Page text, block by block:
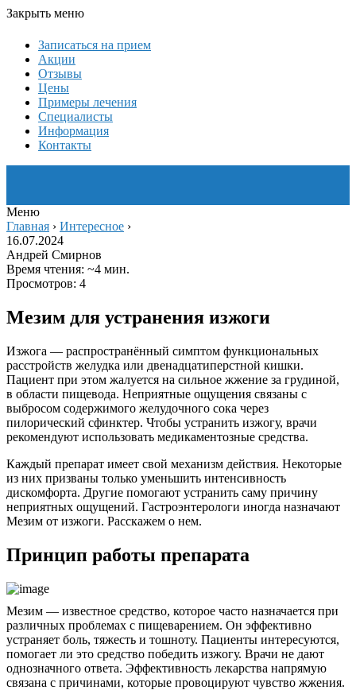
Закрыть меню
Записаться на прием
Акции
Отзывы
Цены
Примеры лечения
Специалисты
Информация
Контакты
Меню
Главная › Интересное ›
16.07.2024
Андрей Смирнов
Время чтения: ~4 мин.
Просмотров: 4
Мезим для устранения изжоги
Изжога — распространённый симптом функциональных
расстройств желудка или двенадцатиперстной кишки.
Пациент при этом жалуется на сильное жжение за грудиной,
в области пищевода. Неприятные ощущения связаны с
выбросом содержимого желудочного сока через
пилорический сфинктер. Чтобы устранить изжогу, врачи
рекомендуют использовать медикаментозные средства.
Каждый препарат имеет свой механизм действия. Некоторые
из них призваны только уменьшить интенсивность
дискомфорта. Другие помогают устранить саму причину
неприятных ощущений. Гастроэнтерологи иногда назначают
Мезим от изжоги. Расскажем о нем.
Принцип работы препарата
Мезим — известное средство, которое часто назначается при
различных проблемах с пищеварением. Он эффективно
устраняет боль, тяжесть и тошноту. Пациенты интересуются,
помогает ли это средство победить изжогу. Врачи не дают
однозначного ответа. Эффективность лекарства напрямую
связана с причинами, которые провоцируют чувство жжения.